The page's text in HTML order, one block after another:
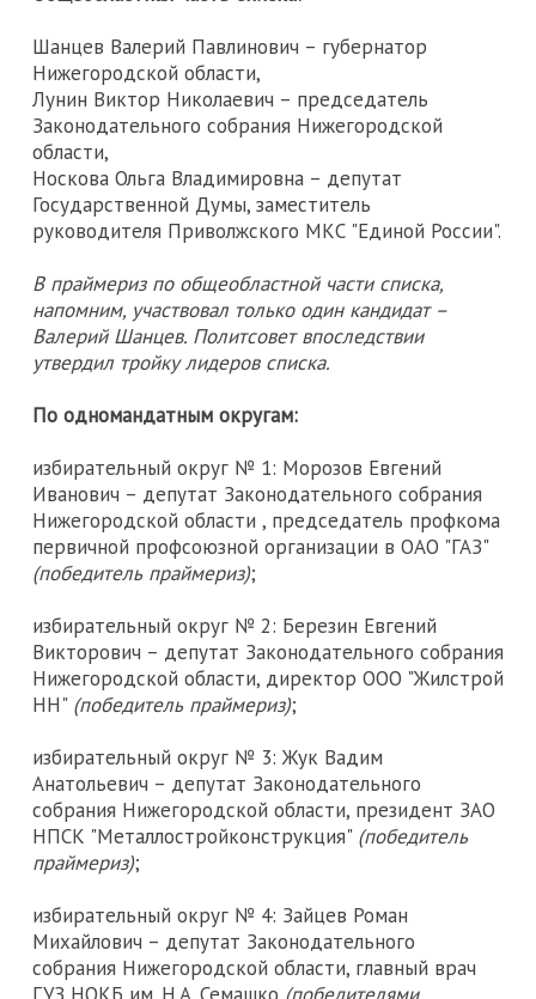
Шанцев Валерий Павлинович – губернатор
Нижегородской области,
Лунин Виктор Николаевич – председатель
Законодательного собрания Нижегородской
области,
Носкова Ольга Владимировна – депутат
Государственной Думы, заместитель
руководителя Приволжского МКС "Единой России".
В праймериз по общеобластной части списка,
напомним, участвовал только один кандидат –
Валерий Шанцев. Политсовет впоследствии
утвердил тройку лидеров списка.
По одномандатным округам:
избирательный округ № 1: Морозов Евгений
Иванович – депутат Законодательного собрания
Нижегородской области , председатель профкома
первичной профсоюзной организации в ОАО "ГАЗ"
(победитель праймериз);
избирательный округ № 2: Березин Евгений
Викторович – депутат Законодательного собрания
Нижегородской области, директор ООО "Жилстрой
НН" (победитель праймериз);
избирательный округ № 3: Жук Вадим
Анатольевич – депутат Законодательного
собрания Нижегородской области, президент ЗАО
НПСК "Металлостройконструкция" (победитель
праймериз);
избирательный округ № 4: Зайцев Роман
Михайлович – депутат Законодательного
собрания Нижегородской области, главный врач